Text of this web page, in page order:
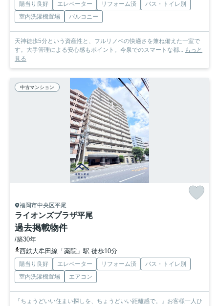
陽当り良好 エレベーター リフォーム済
バス・トイレ別
室内洗濯機置場
バルコニー
天神徒歩5分という資産性と、フルリノベの快適さを兼ね備えた一室で
す。大手管理による安心感もポイント。今泉でのスマートな都... もっと
見る
中古マンション
福岡市中央区平尾
ライオンズプラザ平尾
過去掲載物件
/築30年
西鉄大牟田線「薬院」駅 徒歩10分
陽当り良好 エレベーター リフォーム済
バス・トイレ別
室内洗濯機置場
エアコン
『ちょうどいい住まい探しを、ちょうどいい距離感で。』お客様一人ひ